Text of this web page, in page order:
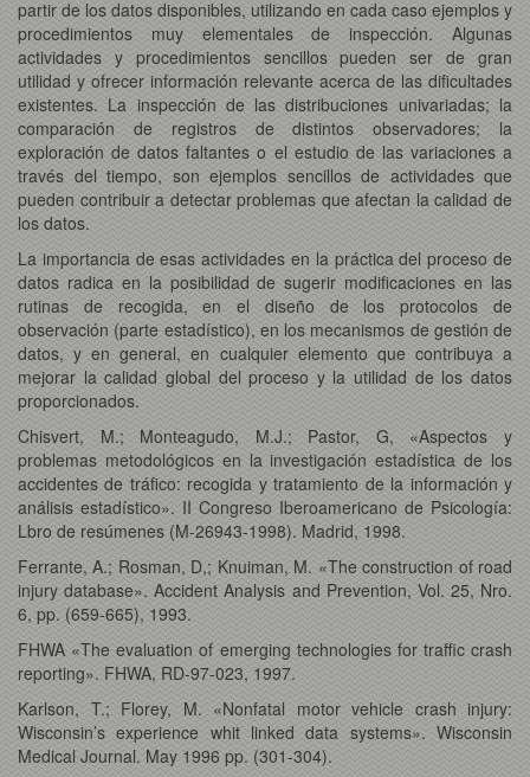
partir de los datos disponibles, utilizando en cada caso ejemplos y
procedimientos muy elementales de inspección. Algunas
actividades y procedimientos sencillos pueden ser de gran
utilidad y ofrecer información relevante acerca de las dificultades
existentes. La inspección de las distribuciones univariadas; la
comparación de registros de distintos observadores; la
exploración de datos faltantes o el estudio de las variaciones a
través del tiempo, son ejemplos sencillos de actividades que
pueden contribuir a detectar problemas que afectan la calidad de
los datos.
La importancia de esas actividades en la práctica del proceso de
datos radica en la posibilidad de sugerir modificaciones en las
rutinas de recogida, en el diseño de los protocolos de
observación (parte estadístico), en los mecanismos de gestión de
datos, y en general, en cualquier elemento que contribuya a
mejorar la calidad global del proceso y la utilidad de los datos
proporcionados.
Chisvert, M.; Monteagudo, M.J.; Pastor, G, «Aspectos y
problemas metodológicos en la investigación estadística de los
accidentes de tráfico: recogida y tratamiento de la información y
análisis estadístico». II Congreso Iberoamericano de Psicología:
Lbro de resúmenes (M-26943-1998). Madrid, 1998.
Ferrante, A.; Rosman, D,; Knuiman, M. «The construction of road
injury database». Accident Analysis and Prevention, Vol. 25, Nro.
6, pp. (659-665), 1993.
FHWA «The evaluation of emerging technologies for traffic crash
reporting». FHWA, RD-97-023, 1997.
Karlson, T.; Florey, M. «Nonfatal motor vehicle crash injury:
Wisconsin’s experience whit linked data systems». Wisconsin
Medical Journal. May 1996 pp. (301-304).